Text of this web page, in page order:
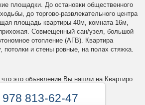
площадки. До остановки общественного
до торгово-развлекательного центра
площадь квартиры 40м, комната 16м,
Совмещенный сан/узел, большой
отопление (АГВ). Квартира
потолки и стены ровные, на полах стяжка.
это объявление Вы нашли на Квартиро
978 813-62-47